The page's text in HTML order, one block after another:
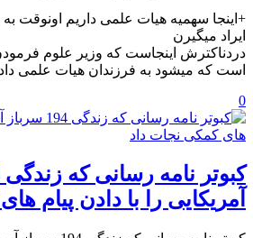
+اینجا سهمیه هیات علمی داریم اونوقت به
ایراد میگیرن
دردناکترش اینجاست که وزیر علوم
است که میشود به فرزندان هیات علمی داد
0
آمریکایی را با دادن پیام